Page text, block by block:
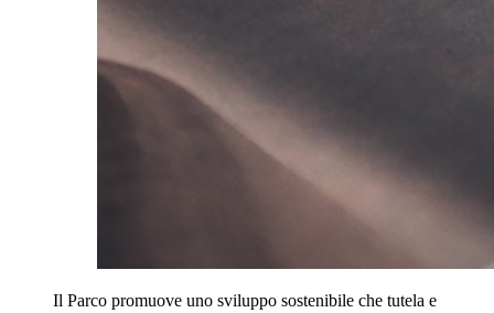
Il Parco promuove uno sviluppo sostenibile che tutela e